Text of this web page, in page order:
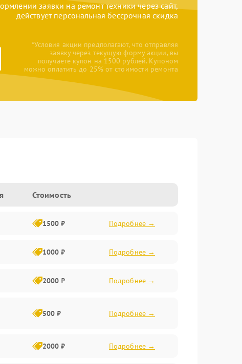
заявки на ремонт техники через сайт,
действует персональная бессрочная скидка
*Условия акции предполагают, что отправляя
заявку через текущую форму акции, вы
получаете купон на 1500 рублей. Купоном
можно оплатить до 25% от стоимости ремонта
Стоимость
1500 ₽ Подробнее →
1000 ₽ Подробнее →
2000 ₽ Подробнее →
500 ₽ Подробнее →
2000 ₽ Подробнее →